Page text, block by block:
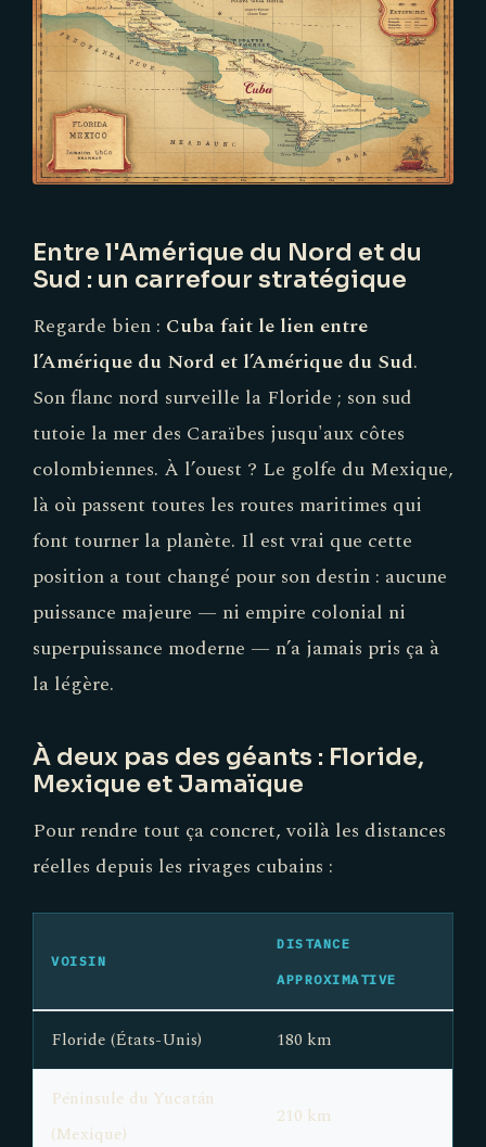
Entre l'Amérique du Nord et du
Sud : un carrefour stratégique
Regarde bien : Cuba fait le lien entre
l’Amérique du Nord et l’Amérique du Sud.
Son flanc nord surveille la Floride ; son sud
tutoie la mer des Caraïbes jusqu'aux côtes
colombiennes. À l’ouest ? Le golfe du Mexique,
là où passent toutes les routes maritimes qui
font tourner la planète. Il est vrai que cette
position a tout changé pour son destin : aucune
puissance majeure — ni empire colonial ni
superpuissance moderne — n’a jamais pris ça à
la légère.
À deux pas des géants : Floride,
Mexique et Jamaïque
Pour rendre tout ça concret, voilà les distances
réelles depuis les rivages cubains :
VOISIN
DISTANCE
APPROXIMATIVE
Floride (États-Unis) 180 km
Péninsule du Yucatán
(Mexique)
210 km